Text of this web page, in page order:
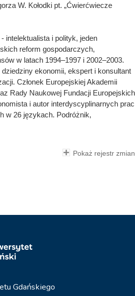
W. Kołodki pt. „Ćwierćwiecze
intelektualista i polityk, jeden
reform gospodarczych,
w latach 1994–1997 i 2002–2003.
ekonomii, ekspert i konsultant
Członek Europejskiej Akademii
Rady Naukowej Fundacji Europejskich
i autor interdyscyplinarnych prac
w 26 językach. Podróżnik,
Pokaż rejestr zmian
Gdańskiego